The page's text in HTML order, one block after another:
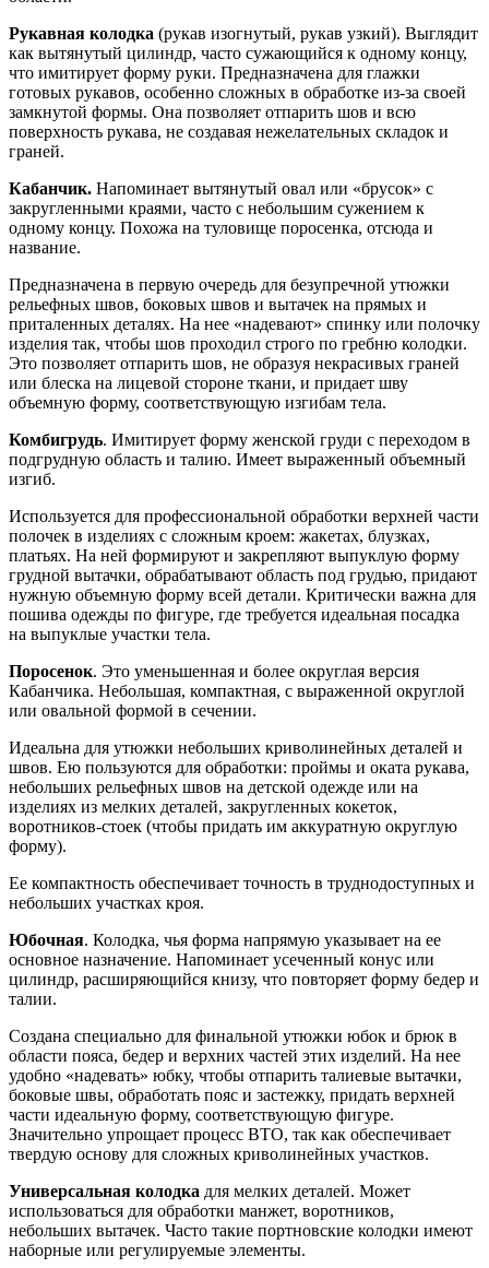
Рукавная колодка (рукав изогнутый, рукав узкий). Выглядит
как вытянутый цилиндр, часто сужающийся к одному концу,
что имитирует форму руки. Предназначена для глажки
готовых рукавов, особенно сложных в обработке из-за своей
замкнутой формы. Она позволяет отпарить шов и всю
поверхность рукава, не создавая нежелательных складок и
граней.
Кабанчик. Напоминает вытянутый овал или «брусок» с
закругленными краями, часто с небольшим сужением к
одному концу. Похожа на туловище поросенка, отсюда и
название.
Предназначена в первую очередь для безупречной утюжки
рельефных швов, боковых швов и вытачек на прямых и
приталенных деталях. На нее «надевают» спинку или полочку
изделия так, чтобы шов проходил строго по гребню колодки.
Это позволяет отпарить шов, не образуя некрасивых граней
или блеска на лицевой стороне ткани, и придает шву
объемную форму, соответствующую изгибам тела.
Комбигрудь. Имитирует форму женской груди с переходом в
подгрудную область и талию. Имеет выраженный объемный
изгиб.
Используется для профессиональной обработки верхней части
полочек в изделиях с сложным кроем: жакетах, блузках,
платьях. На ней формируют и закрепляют выпуклую форму
грудной вытачки, обрабатывают область под грудью, придают
нужную объемную форму всей детали. Критически важна для
пошива одежды по фигуре, где требуется идеальная посадка
на выпуклые участки тела.
Поросенок. Это уменьшенная и более округлая версия
Кабанчика. Небольшая, компактная, с выраженной округлой
или овальной формой в сечении.
Идеальна для утюжки небольших криволинейных деталей и
швов. Ею пользуются для обработки: проймы и оката рукава,
небольших рельефных швов на детской одежде или на
изделиях из мелких деталей, закругленных кокеток,
воротников-стоек (чтобы придать им аккуратную округлую
форму).
Ее компактность обеспечивает точность в труднодоступных и
небольших участках кроя.
Юбочная. Колодка, чья форма напрямую указывает на ее
основное назначение. Напоминает усеченный конус или
цилиндр, расширяющийся книзу, что повторяет форму бедер и
талии.
Создана специально для финальной утюжки юбок и брюк в
области пояса, бедер и верхних частей этих изделий. На нее
удобно «надевать» юбку, чтобы отпарить талиевые вытачки,
боковые швы, обработать пояс и застежку, придать верхней
части идеальную форму, соответствующую фигуре.
Значительно упрощает процесс ВТО, так как обеспечивает
твердую основу для сложных криволинейных участков.
Универсальная колодка для мелких деталей. Может
использоваться для обработки манжет, воротников,
небольших вытачек. Часто такие портновские колодки имеют
наборные или регулируемые элементы.